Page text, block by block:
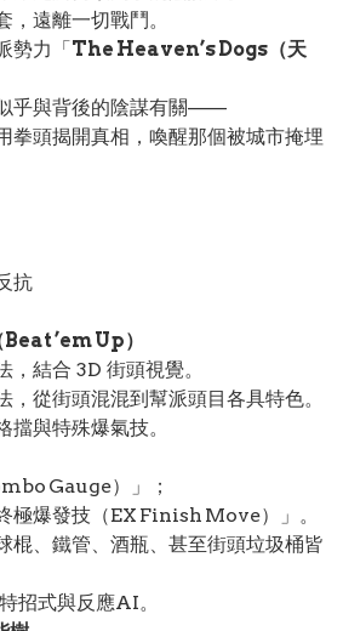
遠離一切戰鬥。
勢力「 The Heaven’s Dogs（天
乎與背後的陰謀有關——
拳頭揭開真相，喚醒那個被城市掩埋
抗
’em Up）
結合 3D 街頭視覺。
，從街頭混混到幫派頭目各具特色。
與特殊爆氣技。
Gauge）」；
極爆發技（EX Finish Move）」。
、鐵管、酒瓶、甚至街頭垃圾桶皆
招式與反應AI。